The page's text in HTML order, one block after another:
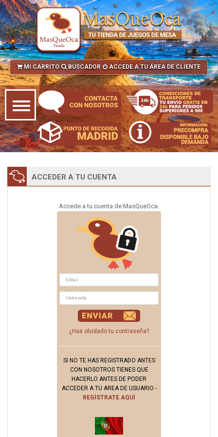
MI CARRITO BUSCADOR ACCEDE A TU ÁREA DE CLIENTE
ACCEDER A TU CUENTA
Accede a tu cuenta de MasQueOca.
¿Has olvidado tu contraseña?
SI NO TE HAS REGISTRADO ANTES
CON NOSOTROS TIENES QUE
HACERLO ANTES DE PODER
ACCEDER A TU AREA DE USUARIO -
REGÍSTRATE AQUÍ